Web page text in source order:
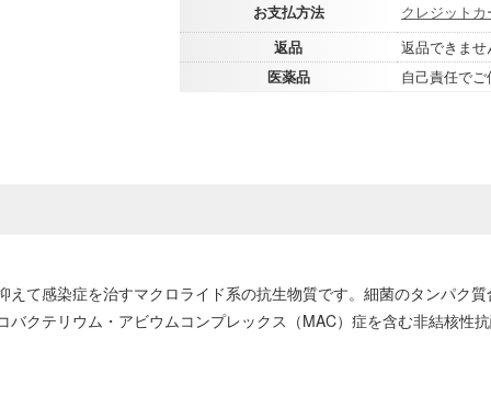
お支払方法
クレジットカ
返品
返品できま
医薬品
自己責任で
て感染症を治すマクロライド系の抗生物質です。細菌のタンパク
クテリウム・アビウムコンプレックス（MAC）症を含む非結核性